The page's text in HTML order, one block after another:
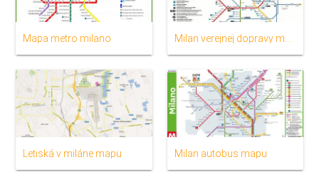
Mapa metro milano
Letiská v miláne mapu Milan autobus mapu